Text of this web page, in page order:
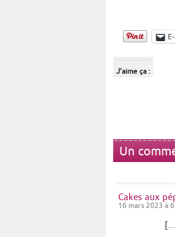
J’aime ça :
Un
Cakes aux
16 mars 2023 à